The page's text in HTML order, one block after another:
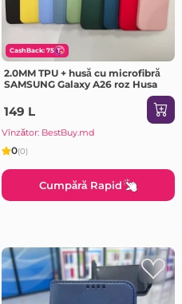
CashBack: 75
2.0MM TPU + husă cu microfibră
SAMSUNG Galaxy A26 roz Husa
149 L
Vînzător: BestBuy.md
0(0)
Cumpără Rapid